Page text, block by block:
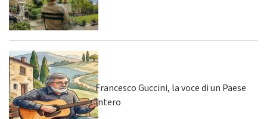
Francesco Guccini, la voce di un Paese
intero